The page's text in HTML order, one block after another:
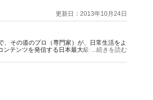
更新日：2013年10月24日
、その道のプロ（専門家）が、日常生活をよ
テンツを発信する日本最大級の総合情報サ
...続きを読む